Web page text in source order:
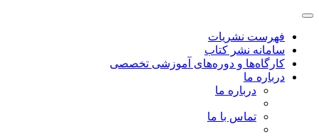
فهرست نشریات
سامانه نشر کتاب
کارگاه‌ها و دوره‌های آموزشی تخصصی
درباره ما
درباره ما
تماس با ما